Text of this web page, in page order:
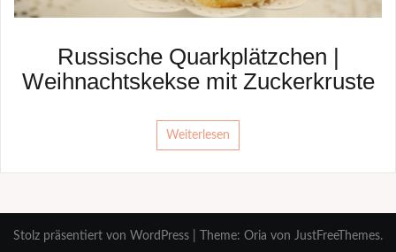
Russische Quarkplätzchen |
Weihnachtskekse mit Zuckerkruste
Weiterlesen
Stolz präsentiert von WordPress Theme: Oria von JustFreeThemes.